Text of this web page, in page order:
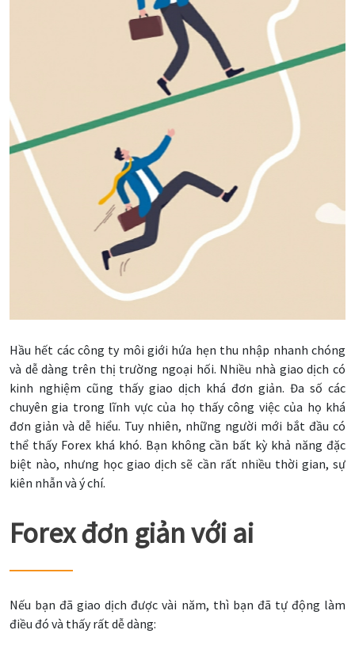
Hầu hết các công ty môi giới hứa hẹn thu nhập nhanh chóng
và dễ dàng trên thị trường ngoại hối. Nhiều nhà giao dịch có
kinh nghiệm cũng thấy giao dịch khá đơn giản. Đa số các
chuyên gia trong lĩnh vực của họ thấy công việc của họ khá
đơn giản và dễ hiểu. Tuy nhiên, những người mới bắt đầu có
thể thấy Forex khá khó. Bạn không cần bất kỳ khả năng đặc
biệt nào, nhưng học giao dịch sẽ cần rất nhiều thời gian, sự
kiên nhẫn và ý chí.
Forex đơn giản với ai
Nếu bạn đã giao dịch được vài năm, thì bạn đã tự động làm
điều đó và thấy rất dễ dàng: